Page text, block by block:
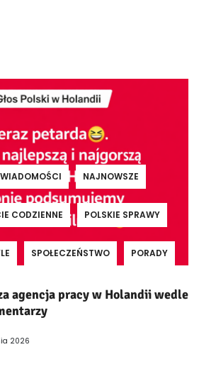
WIADOMOŚCI NAJNOWSZE
CODZIENNE POLSKIE SPRAWY
SPOŁECZEŃSTWO PORADY
agencja pracy w Holandii wedle
2026